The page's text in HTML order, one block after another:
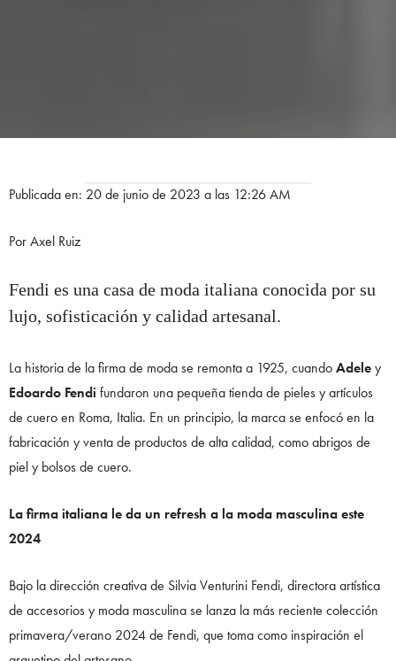
Publicada en: 20 de junio de 2023 a las 12:26 AM
Por Axel Ruiz
Fendi es una casa de moda italiana conocida por su
lujo, sofisticación y calidad artesanal.
La historia de la firma de moda se remonta a 1925, cuandoAdeley
Edoardo Fendi fundaron una pequeña tienda de pieles y artículos
de cuero en Roma, Italia. En un principio, la marca se enfocó en la
fabricación y venta de productos de alta calidad, como abrigos de
piel y bolsos de cuero.
La firma italiana le da un refresh a la moda masculina este
2024
Bajo la dirección creativa de Silvia Venturini Fendi, directora artística
de accesorios y moda masculina se lanza la más reciente colección
primavera/verano 2024 de Fendi, que toma como inspiración el